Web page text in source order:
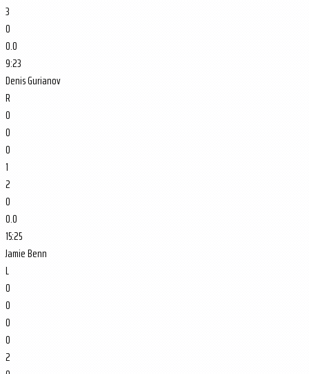
3
0
0.0
9:23
Denis Gurianov
R
0
0
0
1
2
0
0.0
15:25
Jamie Benn
L
0
0
0
0
2